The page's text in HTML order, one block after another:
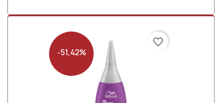
-51,42%
favorite_border